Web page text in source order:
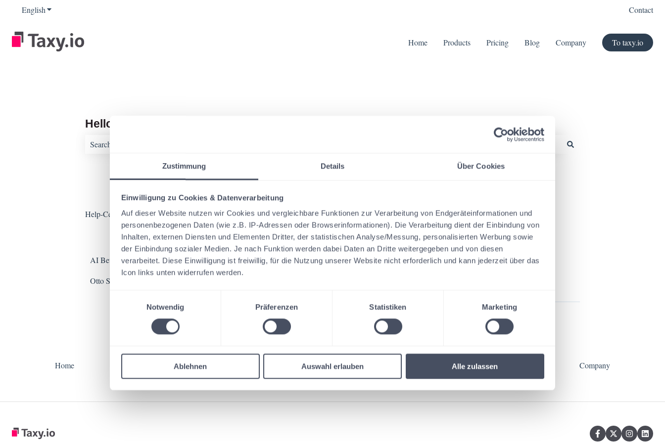
Zustimmung Details Über Cookies
Einwilligung zu Cookies & Datenverarbeitung
Auf dieser Website nutzen wir Cookies und vergleichbare Funktionen zur Verarbeitung von Endgeräteinformationen und
personenbezogenen Daten (wie z.B. IP-Adressen oder Browserinformationen). Die Verarbeitung dient der Einbindung von
Inhalten, externen Diensten und Elementen Dritter, der statistischen Analyse/Messung, personalisierten Werbung sowie
der Einbindung sozialer Medien. Je nach Funktion werden dabei Daten an Dritte weitergegeben und von diesen
verarbeitet. Diese Einwilligung ist freiwillig, für die Nutzung unserer Website nicht erforderlich und kann jederzeit über das
Icon links unten widerrufen werden.
g
u
Notwendig Präferenzen Statistiken Marketing
Ablehnen Auswahl erlauben Alle zulassen
EnglishShow submenu for translations Contact
Home Products Pricing Blog Company To taxy.io
Hello. How can we help you?
Help-Center Assistance & tips
Assistance & tips
AI Beta Club
Assistance & tips
Otto Schmidt Answers
Home Products Pricing Blog Company